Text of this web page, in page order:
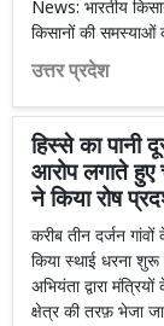
News: भारतीय
किसानों की
उत्तर प्रदेश
हिस्से का पानी
आरोप लगाते हुए
ने किया रोष
करीब तीन दर्जन
किया स्थाई धरना शुरू
अभियंता द्वारा
क्षेत्र की तरफ़ भेजा